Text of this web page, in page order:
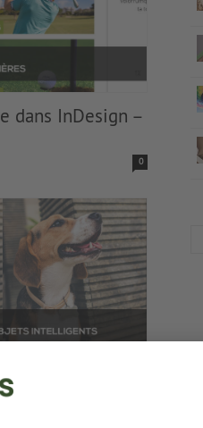
dans InDesign –
0
dynamiques
Tutoriel de